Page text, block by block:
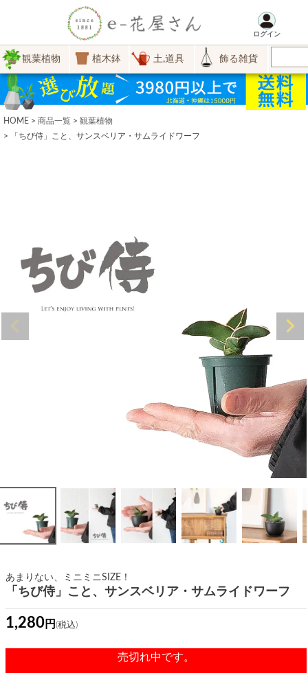
ログイン
観葉植物 植木鉢 土,道具 飾る雑貨
HOME 商品一覧
観葉植物
「ちび侍」こと、サンスベリア・サムライドワーフ
あまりない、ミニミニSIZE！
「ちび侍」こと、サンスベリア・サムライドワーフ
1,280
売切れ中です。